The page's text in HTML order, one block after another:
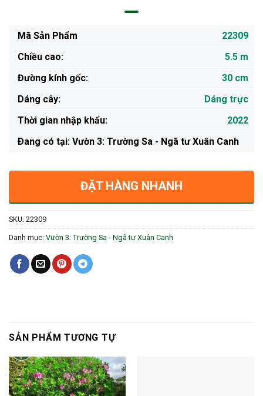
Mã Sản Phẩm
22309
Chiều cao:
5.5 m
Đường kính gốc:
30 cm
Dáng cây:
Dáng trực
Thời gian nhập khẩu:
2022
Ðang có tại: Vườn 3: Trường Sa - Ngã tư Xuân Canh
ĐẶT HÀNG NHANH
SKU: 22309
Danh mục: Vườn 3: Trường Sa - Ngã tư Xuân Canh
SẢN PHẨM TƯƠNG TỰ